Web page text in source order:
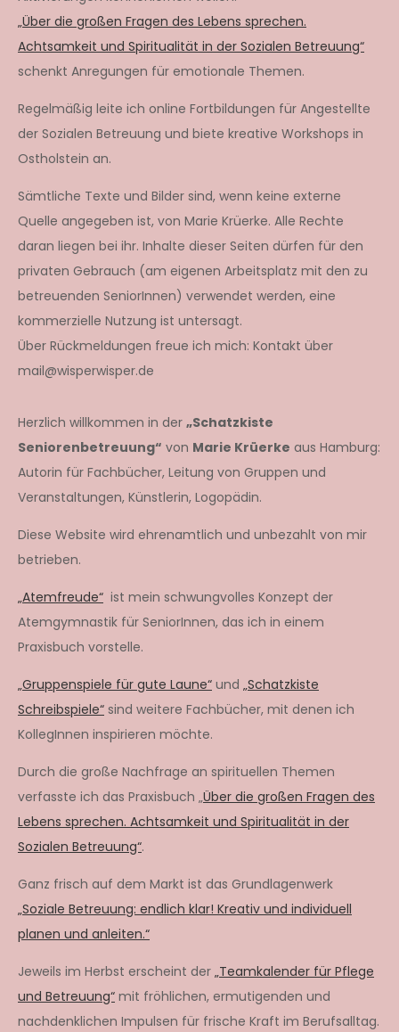
„Über die großen Fragen des Lebens sprechen.
Achtsamkeit und Spiritualität in der Sozialen Betreuung“
schenkt Anregungen für emotionale Themen.
Regelmäßig leite ich online Fortbildungen für Angestellte
der Sozialen Betreuung und biete kreative Workshops in
Ostholstein an.
Sämtliche Texte und Bilder sind, wenn keine externe
Quelle angegeben ist, von Marie Krüerke. Alle Rechte
daran liegen bei ihr. Inhalte dieser Seiten dürfen für den
privaten Gebrauch (am eigenen Arbeitsplatz mit den zu
betreuenden SeniorInnen) verwendet werden, eine
kommerzielle Nutzung ist untersagt.
Über Rückmeldungen freue ich mich: Kontakt über
mail@wisperwisper.de
Herzlich willkommen in der „Schatzkiste
Seniorenbetreuung“ von Marie Krüerke aus Hamburg:
Autorin für Fachbücher, Leitung von Gruppen und
Veranstaltungen, Künstlerin, Logopädin.
Diese Website wird ehrenamtlich und unbezahlt von mir
betrieben.
„Atemfreude“ ist mein schwungvolles Konzept der
Atemgymnastik für SeniorInnen, das ich in einem
Praxisbuch vorstelle.
„Gruppenspiele für gute Laune“ und „Schatzkiste
Schreibspiele“ sind weitere Fachbücher, mit denen ich
KollegInnen inspirieren möchte.
Durch die große Nachfrage an spirituellen Themen
verfasste ich das Praxisbuch „Über die großen Fragen des
Lebens sprechen. Achtsamkeit und Spiritualität in der
Sozialen Betreuung“.
Ganz frisch auf dem Markt ist das Grundlagenwerk
„Soziale Betreuung: endlich klar! Kreativ und individuell
planen und anleiten.“
Jeweils im Herbst erscheint der „Teamkalender für Pflege
und Betreuung“ mit fröhlichen, ermutigenden und
nachdenklichen Impulsen für frische Kraft im Berufsalltag.